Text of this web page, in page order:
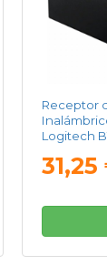
Receptor
Logitech